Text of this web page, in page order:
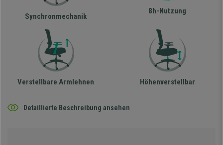
Synchronmechanik
8h-Nutzung
Verstellbare Armlehnen Höhenverstellbar
Detaillierte Beschreibung ansehen